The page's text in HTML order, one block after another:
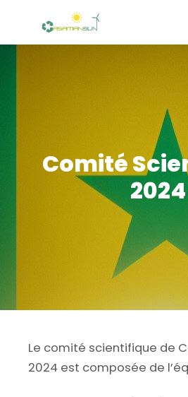
Comité
2024
Le comité scientifique de
2024 est composée de